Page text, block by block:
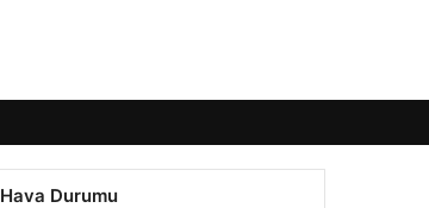
Hava Durumu